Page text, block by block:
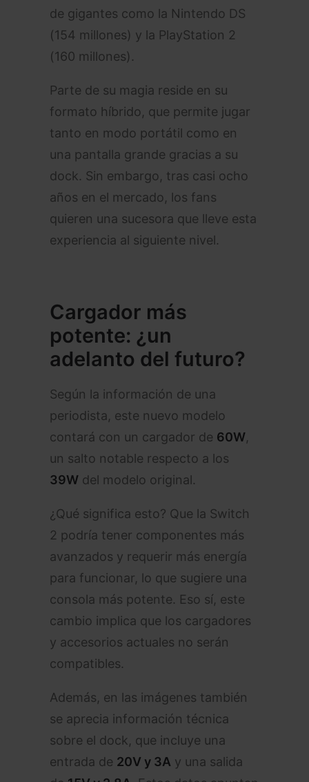
de gigantes como la Nintendo DS
(154 millones) y la PlayStation 2
(160 millones).
Parte de su magia reside en su
formato híbrido, que permite jugar
tanto en modo portátil como en
una pantalla grande gracias a su
dock. Sin embargo, tras casi ocho
años en el mercado, los fans
quieren una sucesora que lleve esta
experiencia al siguiente nivel.
Cargador más
potente: ¿un
adelanto del futuro?
Según la información de una
periodista, este nuevo modelo
contará con un cargador de 60W,
un salto notable respecto a los
39W del modelo original.
¿Qué significa esto? Que la Switch
2 podría tener componentes más
avanzados y requerir más energía
para funcionar, lo que sugiere una
consola más potente. Eso sí, este
cambio implica que los cargadores
y accesorios actuales no serán
compatibles.
Además, en las imágenes también
se aprecia información técnica
sobre el dock, que incluye una
entrada de 20V y 3A y una salida